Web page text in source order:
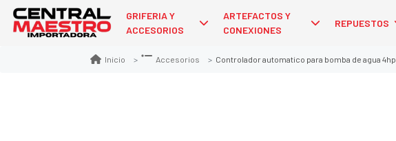
GRIFERIA Y
ACCESORIOS
ARTEFACTOS Y
CONEXIONES
REPUESTOS
Inicio Accesorios Controlador automatico para bomba de agua 4hp